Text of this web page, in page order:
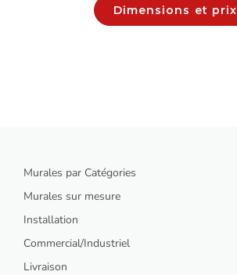
Dimensions et prix
Murales par Catégories
Murales sur mesure
Installation
Commercial/Industriel
Livraison